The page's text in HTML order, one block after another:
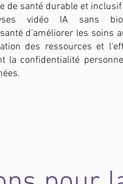
de santé durable et
vidéo IA sans
d'améliorer les soins
des ressources et
la confidentialité